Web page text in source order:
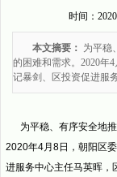
时间：
本文摘要： 为平稳
的困难和需求。2020年
记暴剑、区投资促进服
为平稳、有序安全地推
2020年4月8日，朝阳区
进服务中心主任马英晖，